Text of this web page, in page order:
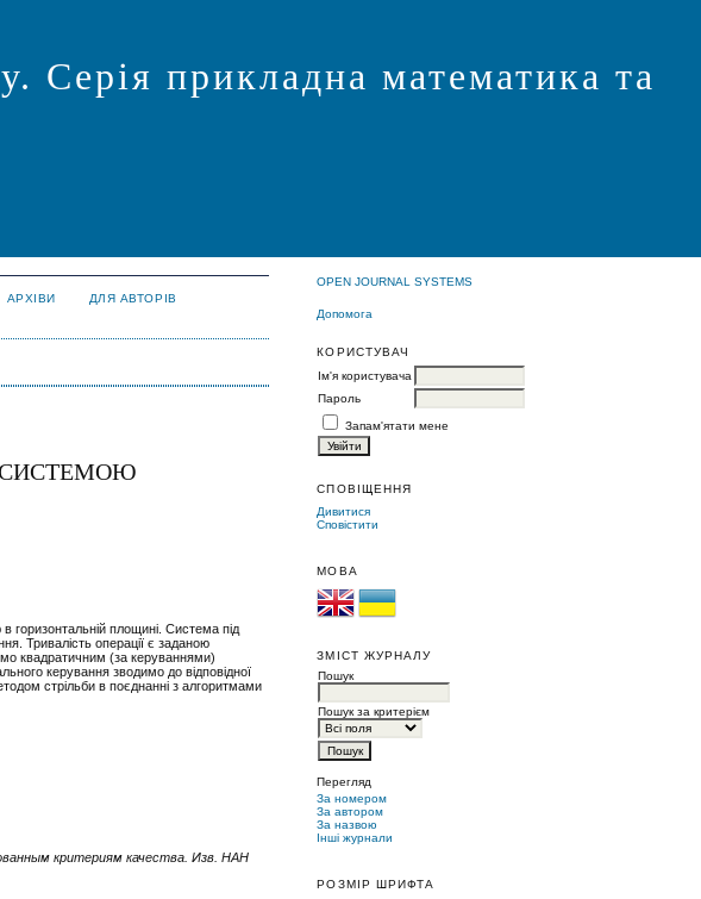
Серія прикладна математика та
OPEN JOURNAL SYSTEMS
Допомога
КОРИСТУВАЧ
Ім'я користувача
Пароль
Запам'ятати мене
СПОВІЩЕННЯ
Дивитися
Сповістити
МОВА
ЗМІСТ ЖУРНАЛУ
Пошук
Пошук за критерієм
Перегляд
За номером
За автором
За назвою
Інші журнали
РОЗМІР ШРИФТА
АРХІВИ
ДЛЯ АВТОРІВ
площині. Cистема під
Тривалість операції є заданою
квадратичним (за керуваннями)
керування зводимо до відповідної
стрільби в поєднанні з алгоритмами
критериям качества. Изв. НАН